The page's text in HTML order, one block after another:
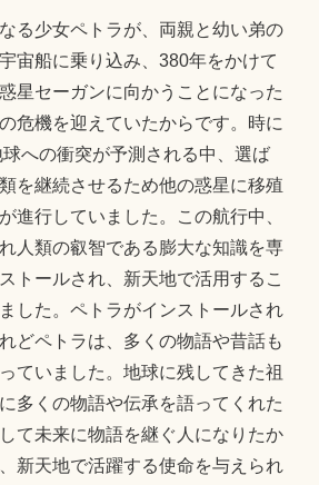
る少女ペトラが、両親と幼い弟の
宙船に乗り込み、380年をかけて
星セーガンに向かうことになった
危機を迎えていたからです。時に
への衝突が予測される中、選ば
を継続させるため他の惑星に移殖
進行していました。この航行中、
人類の叡智である膨大な知識を専
トールされ、新天地で活用するこ
した。ペトラがインストールされ
どペトラは、多くの物語や昔話も
ていました。地球に残してきた祖
多くの物語や伝承を語ってくれた
て未来に物語を継ぐ人になりたか
新天地で活躍する使命を与えられ